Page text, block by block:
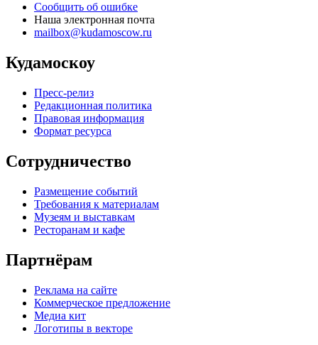
Сообщить об ошибке
Наша электронная почта
mailbox@kudamoscow.ru
Кудамоскоу
Пресс-релиз
Редакционная политика
Правовая информация
Формат ресурса
Сотрудничество
Размещение событий
Требования к материалам
Музеям и выставкам
Ресторанам и кафе
Партнёрам
Реклама на сайте
Коммерческое предложение
Медиа кит
Логотипы в векторе